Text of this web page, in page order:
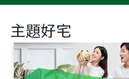
主題好宅